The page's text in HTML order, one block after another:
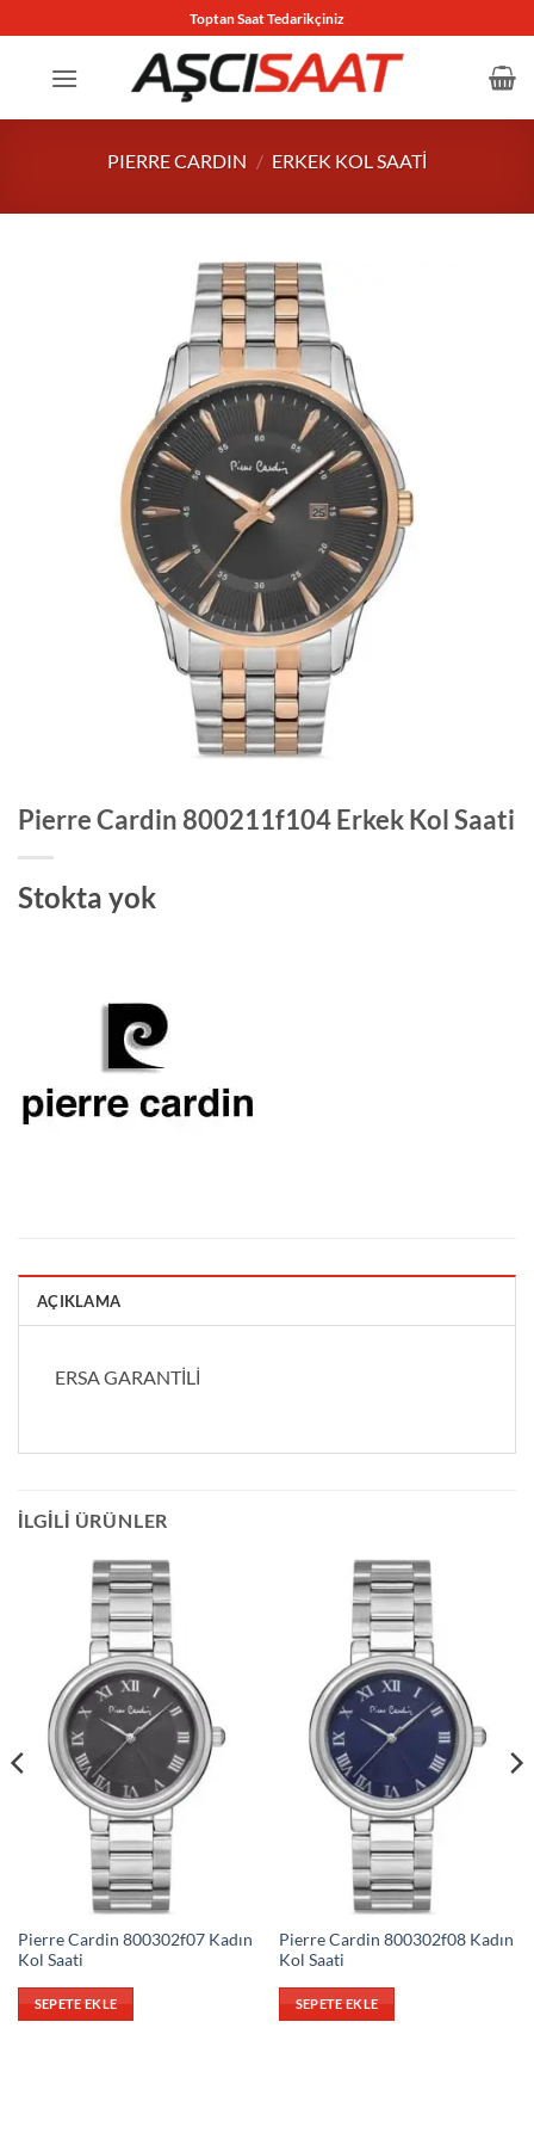
atla
Toptan Saat Tedarikçiniz
PIERRE CARDIN / ERKEK KOL SAATI
Pierre Cardin 800211f104 Erkek Kol Saati
Stokta yok
AÇIKLAMA
ERSA GARANTİLİ
İLGILI ÜRÜNLER
Pierre Cardin 800302f07 Kadın
Kol Saati
SEPETE EKLE
Pierre Cardin 800302f08 Kadın
Kol Saati
SEPETE EKLE